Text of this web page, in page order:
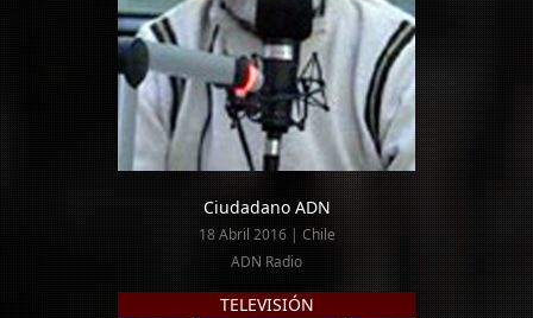
Ciudadano ADN
18 Abril 2016 | Chile
ADN Radio
TELEVISIÓN